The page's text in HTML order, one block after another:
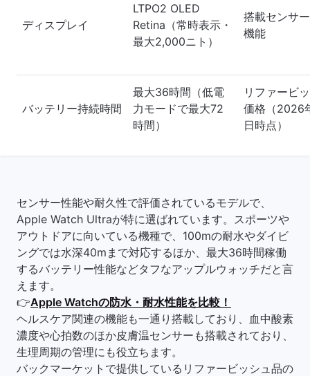
ディスプレイ
LTPO2 OLED
Retina（常時表示・
最大2,000ニト）
搭載センサ
機能
バッテリー持続時間
最大36時間（低電
力モードで最大72
時間）
リファービ
価格（2026
日時点）
センサー性能や耐久性で評価されているモデルで、
Apple Watch Ultraが特に選ばれています。スポーツや
アウトドアに向いている機種で、100mの耐水やダイビ
ングでは水深40mまで対応するほか、最大36時間稼働
するバッテリー性能などタフなアップルウォッチだと言
えます。
👉Apple Watchの防水・耐水性能を比較！
ヘルスケア関連の機能も一通り搭載しており、血中酸素
濃度や心拍数のほか皮膚温センサーも搭載されており、
生理周期の管理にも役立ちます。
バックマーケットで提供しているリファービッシュ品の